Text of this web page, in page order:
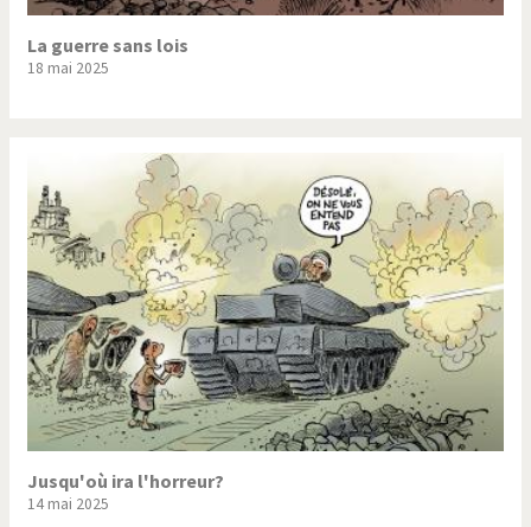
La guerre sans lois
18 mai 2025
Jusqu'où ira l'horreur?
14 mai 2025